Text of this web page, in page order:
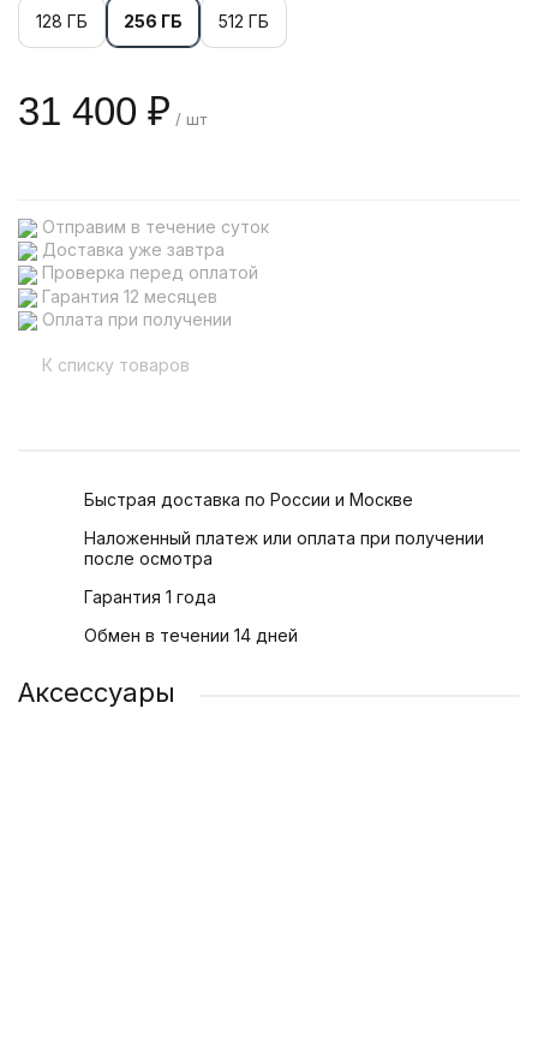
128 ГБ 256 ГБ 512 ГБ
31 400 ₽ / шт
Отправим в течение суток
Доставка уже завтра
Проверка перед оплатой
Гарантия 12 месяцев
Оплата при получении
К списку товаров
Быстрая доставка по России и Москве
Наложенный платеж или оплата при получении
после осмотра
Гарантия 1 года
Обмен в течении 14 дней
Аксессуары